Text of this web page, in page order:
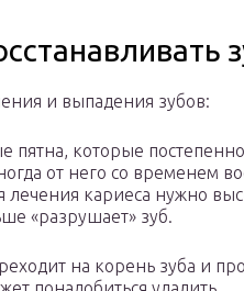
и выпадения зубов:
которые постепенно
от него со временем
лечения кариеса нужно
«разрушает» зуб.
на корень зуба и